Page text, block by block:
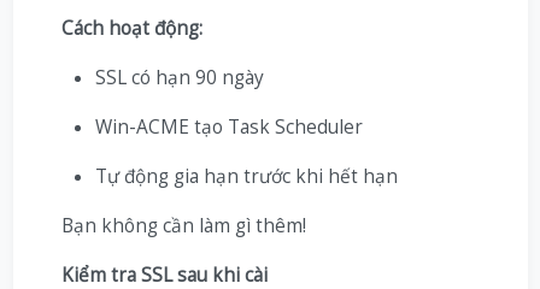
Cách hoạt động:
SSL có hạn 90 ngày
Win-ACME tạo Task Scheduler
Tự động gia hạn trước khi hết hạn
Bạn không cần làm gì thêm!
Kiểm tra SSL sau khi cài